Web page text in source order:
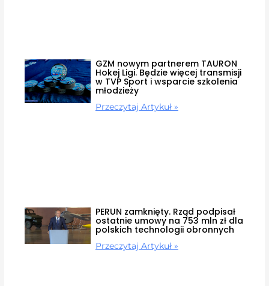
GZM nowym partnerem TAURON
Hokej Ligi. Będzie więcej transmisji
w TVP Sport i wsparcie szkolenia
młodzieży
Przeczytaj Artykuł »
PERUN zamknięty. Rząd podpisał
ostatnie umowy na 753 mln zł dla
polskich technologii obronnych
Przeczytaj Artykuł »